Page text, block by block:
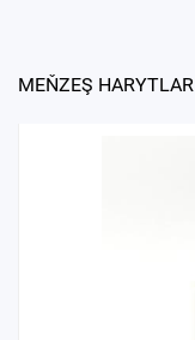
MEŇZEŞ HARYTLAR